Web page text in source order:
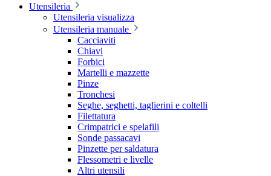
Utensileria
Utensileria visualizza
Utensileria manuale
Cacciaviti
Chiavi
Forbici
Martelli e mazzette
Pinze
Tronchesi
Seghe, seghetti, taglierini e coltelli
Filettatura
Crimpatrici e spelafili
Sonde passacavi
Pinzette per saldatura
Flessometri e livelle
Altri utensili